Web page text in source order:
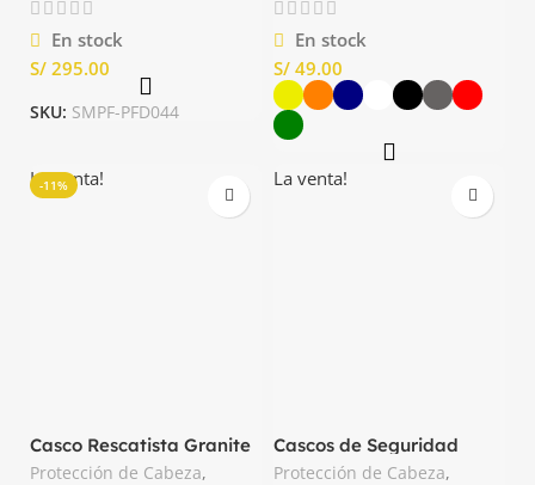
En stock
S/
SKU: SMPF-PFD044
En stock
S/
-11%
La venta!
Casco Rescatista Granite
Peak Delta plus
Protección de Cabeza,
La venta!
Cascos de Seguridad
Quartz UP III Delta Plus
Protección de Cabeza,